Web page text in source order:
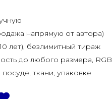
напрямую от автора)
лет), безлимитный тираж
до любого размера, RGB
ткани, упаковке